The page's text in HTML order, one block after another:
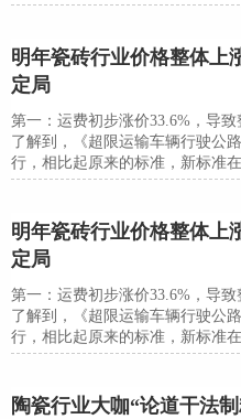
企业资金周转紧张，部分供应商
将会逐渐明朗
明年瓷砖行业价格整体上
定局
第一：运费初步涨价33.6%，导
了解到，《超限运输车辆行驶公
行，相比起原来的标准，新标准
总重由原来的55吨降为49吨，这
明年瓷砖行业价格整体上
定局
第一：运费初步涨价33.6%，导
了解到，《超限运输车辆行驶公
行，相比起原来的标准，新标准
总重由原来的55吨降为49吨，这
陶瓷行业大咖“论道干法